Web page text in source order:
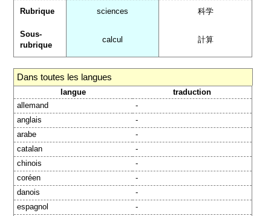
Rubrique sciences 科学
Sous-
rubrique
calcul 計算
Dans toutes les langues
langue
traduction
allemand
-
anglais
-
arabe
-
catalan
-
chinois
-
coréen
-
danois
-
espagnol
-